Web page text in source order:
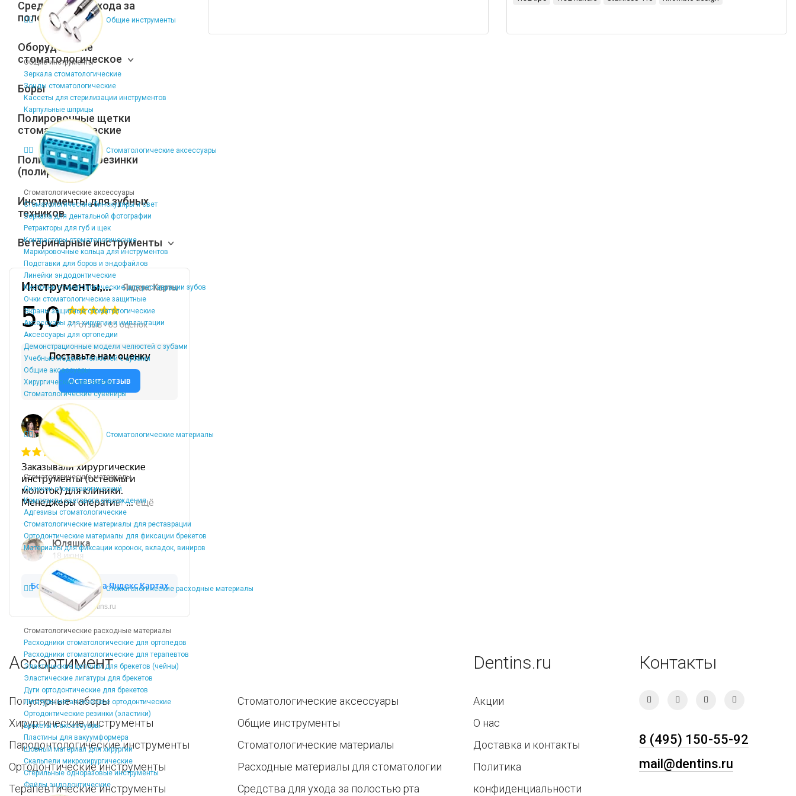
Общие инструменты
Общие инструменты
Зеркала стоматологические
Зонды стоматологические
Кассеты для стерилизации инструментов
Карпульные шприцы
Стоматологические аксессуары
Стоматологические аксессуары
Стоматологические бинокуляры и свет
Зеркала для дентальной фотографии
Ретракторы для губ и щек
Контрастеры стоматологические
Маркировочные кольца для инструментов
Подставки для боров и эндофайлов
Линейки эндодонтические
Кисточки стоматологические для реставрации зубов
Очки стоматологические защитные
Экраны защитные стоматологические
Аксессуары для хирургии и имплантации
Аксессуары для ортопедии
Демонстрационные модели челюстей с зубами
Учебные модели челюстей с зубами
Общие аксессуары
Хирургические тренажеры
Стоматологические сувениры
Стоматологические материалы
Стоматологические материалы
Силикон стоматологический
Композиты светового отверждения
Адгезивы стоматологические
Стоматологические материалы для реставрации
Ортодонтические материалы для фиксации брекетов
Материалы для фиксации коронок, вкладок, виниров
Стоматологические расходные материалы
Стоматологические расходные материалы
Расходники стоматологические для ортопедов
Расходники стоматологические для терапевтов
Эластические цепочки для брекетов (чейны)
Эластические лигатуры для брекетов
Дуги ортодонтические для брекетов
Лигатуры металлические ортодонтические
Ортодонтические резинки (эластики)
Брекеты и аксессуары
Пластины для вакуумформера
Шовный материал для хирургии
Скальпели микрохирургические
Стерильные одноразовые инструменты
Файлы эндодонтические
Средства для ухода за
полостью рта
Оборудование
стоматологическое
Боры
Полировочные щетки
стоматологические
Полировочные резинки
(полиры)
Инструменты для зубных
техников
Ветеринарные инструменты
Dentins.ru
Ассортимент
Популярные наборы
Хирургические инструменты
Пародонтологические инструменты
Ортодонтические инструменты
Терапевтические инструменты
Стоматологические аксессуары
Общие инструменты
Стоматологические материалы
Расходные материалы для стоматологии
Средства для ухода за полостью рта
Dentins.ru
Акции
О нас
Доставка и контакты
Политика
конфиденциальности
Контакты
8 (495) 150-55-92
mail@dentins.ru